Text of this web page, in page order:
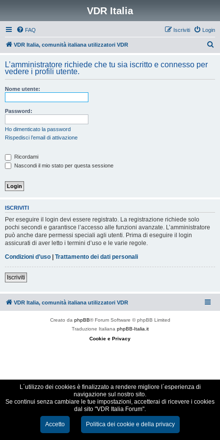
VDR Italia
FAQ Login
Iscriviti
VDR Italia, comunità italiana utilizzatori VDR
c
L’amministratore richiede che tu sia iscritto e connesso per
vedere i profili utente.
Nome utente:
Password:
Ho dimenticato la password
Rispedisci l’email di attivazione
Ricordami
Nascondi il mio stato per questa sessione
ISCRIVITI
Per eseguire il login devi essere registrato. La registrazione richiede solo
pochi secondi e garantisce l’accesso alle funzioni avanzate. L’amministratore
può anche dare permessi speciali agli utenti. Prima di eseguire il login
assicurati di aver letto i termini d’uso e le varie regole.
Condizioni d’uso | Trattamento dei dati personali
Iscriviti
VDR Italia, comunità italiana utilizzatori VDR
Creato da phpBB® Forum Software © phpBB Limited
Traduzione Italiana phpBB-Italia.it
Cookie e Privacy
L´utilizzo dei cookies è finalizzato a rendere migliore l´esperienza di
navigazione sul nostro sito.
Se continui senza cambiare le tue impostazioni, accetterai di ricevere i cookies
dal sito "VDR Italia Forum".
Accetto Politica dei cookie e della privacy